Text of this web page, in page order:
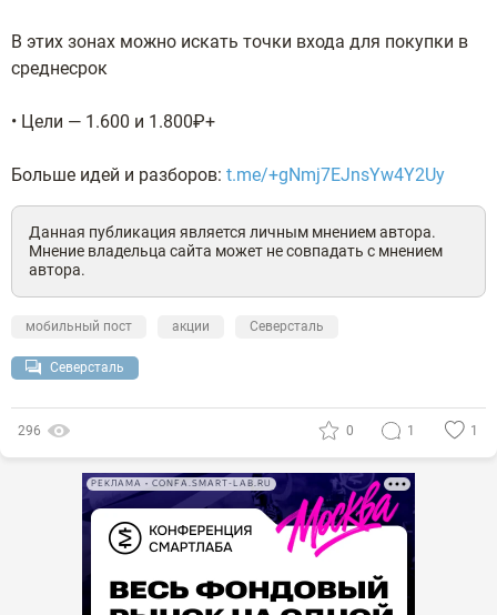
В этих зонах можно искать точки входа для покупки в
среднесрок
• Цели — 1.600 и 1.800₽+
Больше идей и разборов: t.me/+gNmj7EJnsYw4Y2Uy
Данная публикация является личным мнением автора.
Мнение владельца сайта может не совпадать с мнением
автора.
мобильный пост акции Северсталь
Северсталь
296 0 1 1
РЕКЛАМА • CONFA.SMART-LAB.RU